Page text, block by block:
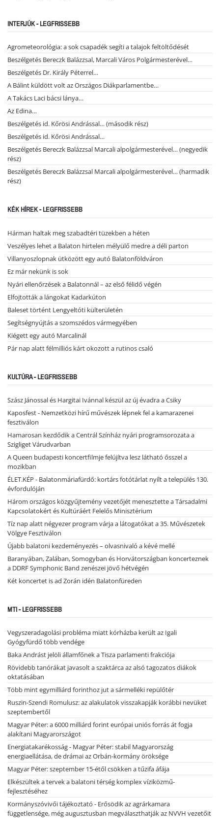
INTERJÚK - LEGFRISSEBB
Agrometeorológia: a sok csapadék segíti a talajok feltöltődését
Beszélgetés Bereczk Balázzsal, Marcali Város Polgármesterével…
Beszélgetés Dr. Király Péterrel…
A Bálint küldött volt az Országos Diákparlamentbe…
A Takács Laci bácsi lánya…
Az Edina…
Beszélgetés id. Kőrösi Andrással… (második rész)
Beszélgetés id. Kőrösi Andrással…
Beszélgetés Bereczk Balázzsal Marcali alpolgármesterével… (negyedik
rész)
Beszélgetés Bereczk Balázzsal Marcali alpolgármesterével… (harmadik
rész)
KÉK HÍREK - LEGFRISSEBB
Hárman haltak meg szabadtéri tüzekben a héten
Veszélyes lehet a Balaton hirtelen mélyülő medre a déli parton
Villanyoszlopnak ütközött egy autó Balatonföldváron
Ez már nekünk is sok
Nyári ellenőrzések a Balatonnál – az első félidő végén
Elfojtották a lángokat Kadarkúton
Baleset történt Lengyeltóti külterületén
Segítségnyújtás a szomszédos vármegyében
Kiégett egy autó Marcalinál
Pár nap alatt félmilliós kárt okozott a rutinos csaló
KULTÚRA - LEGFRISSEBB
Szász Jánossal és Hargitai Ivánnal készül az új évadra a Csiky
Kaposfest - Nemzetközi hírű művészek lépnek fel a kamarazenei
fesztiválon
Hamarosan kezdődik a Centrál Színház nyári programsorozata a
Szigliget Várudvarban
A Queen budapesti koncertfilmje felújítva lesz látható ősszel a
mozikban
ÉLET.KÉP - Balatonmáriafürdő: kortárs fotótárlat nyílt a település 130.
évfordulóján
Három országos közgyűjtemény vezetőjét menesztette a Társadalmi
Kapcsolatokért és Kultúráért Felelős Minisztérium
Tíz nap alatt négyezer program várja a látogatókat a 35. Művészetek
Völgye Fesztiválon
Újabb balatoni kezdeményezés – olvasnivaló a kévé mellé
Baranyában, Zalában, Somogyban és Horvátországban koncerteznek
a DDRF Symphonic Band zenészei jövő hétvégén
Két koncertet is ad Zorán idén Balatonfüreden
MTI - LEGFRISSEBB
Vegyszeradagolási probléma miatt kórházba került az Igali
Gyógyfürdő több vendége
Baka Andrást jelöli államfőnek a Tisza parlamenti frakciója
Rövidebb tanórákat javasolt a szaktárca az alsó tagozatos diákok
oktatásában
Több mint egymilliárd forinthoz jut a sármelléki repülőtér
Ruszin-Szendi Romulusz: az alakulatok visszakapják korábbi nevüket
szeptembertől
Magyar Péter: a 6000 milliárd forint európai uniós forrás át fogja
alakítani Magyarországot
Energiatakarékosság - Magyar Péter: stabil Magyarország
energiaellátása, de drámai az Orbán-kormány öröksége
Magyar Péter: szeptember 15-étől csökken a tűzifa áfája
Elkészültek a tervek a balatoni térség komplex víziközmű-
fejlesztéséhez
Kormányszóvivői tájékoztató - Erősödik az agrárkamara
függetlensége, még augusztusban megválaszthatják az NVVH vezetőit